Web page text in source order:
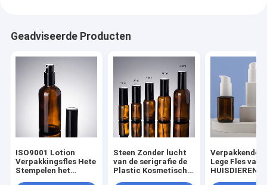
Geadviseerde Producten
ISO9001 Lotion
Verpakkingsfles Hete
Stempelen het
Steen Zonder lucht
van de serigrafie de
Plastic Kosmetische
Verpakkende
Lege Fles van
HUISDIEREN